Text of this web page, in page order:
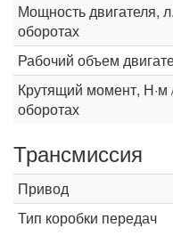
Мощность двигателя,
оборотах
Рабочий объем
Крутящий момент, Н·м
оборотах
Трансмиссия
Привод
Тип коробки передач